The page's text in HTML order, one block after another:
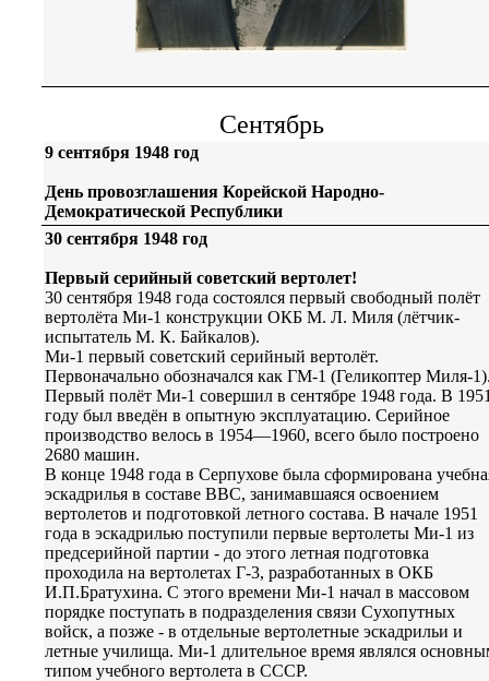
Сентябрь
9 сентября 1948 год
День провозглашения Корейской Народно-
Демократической Республики
30 сентября 1948 год
Первый серийный советский вертолет!
30 сентября 1948 года состоялся первый свободный полёт
вертолёта Ми-1 конструкции ОКБ М. Л. Миля (лётчик-
испытатель М. К. Байкалов).
Ми-1 первый советский серийный вертолёт.
Первоначально обозначался как ГМ-1 (Геликоптер Миля-
Первый полёт Ми-1 совершил в сентябре 1948 года. В
году был введён в опытную эксплуатацию. Серийное
производство велось в 1954—1960, всего было построено
2680 машин.
В конце 1948 года в Серпухове была сформирована
эскадрилья в составе ВВС, занимавшаяся освоением
вертолетов и подготовкой летного состава. В начале 1951
года в эскадрилью поступили первые вертолеты Ми-1 из
предсерийной партии - до этого летная подготовка
проходила на вертолетах Г-3, разработанных в ОКБ
И.П.Братухина. С этого времени Ми-1 начал в массовом
порядке поступать в подразделения связи Сухопутных
войск, а позже - в отдельные вертолетные эскадрильи и
летные училища. Ми-1 длительное время являлся
типом учебного вертолета в СССР.